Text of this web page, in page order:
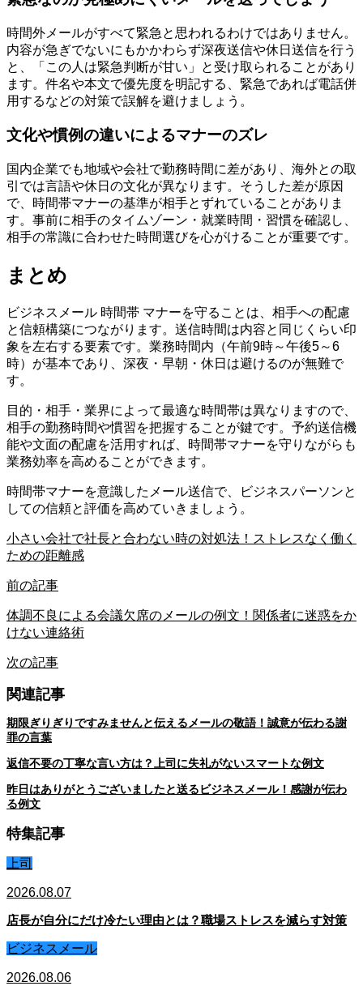
時間外メールがすべて緊急と思われるわけではありません。
内容が急ぎでないにもかかわらず深夜送信や休日送信を行う
と、「この人は緊急判断が甘い」と受け取られることがあり
ます。件名や本文で優先度を明記する、緊急であれば電話併
用するなどの対策で誤解を避けましょう。
文化や慣例の違いによるマナーのズレ
国内企業でも地域や会社で勤務時間に差があり、海外との取
引では言語や休日の文化が異なります。そうした差が原因
で、時間帯マナーの基準が相手とずれていることがありま
す。事前に相手のタイムゾーン・就業時間・習慣を確認し、
相手の常識に合わせた時間選びを心がけることが重要です。
まとめ
ビジネスメール 時間帯 マナーを守ることは、相手への配慮
と信頼構築につながります。送信時間は内容と同じくらい印
象を左右する要素です。業務時間内（午前9時～午後5～6
時）が基本であり、深夜・早朝・休日は避けるのが無難で
す。
目的・相手・業界によって最適な時間帯は異なりますので、
相手の勤務時間や慣習を把握することが鍵です。予約送信機
能や文面の配慮を活用すれば、時間帯マナーを守りながらも
業務効率を高めることができます。
時間帯マナーを意識したメール送信で、ビジネスパーソンと
しての信頼と評価を高めていきましょう。
小さい会社で社長と合わない時の対処法！ストレスなく働く
ための距離感
前の記事
体調不良による会議欠席のメールの例文！関係者に迷惑をか
けない連絡術
次の記事
関連記事
期限ぎりぎりですみませんと伝えるメールの敬語！誠意が伝わる謝
罪の言葉
返信不要の丁寧な言い方は？上司に失礼がないスマートな例文
昨日はありがとうございましたと送るビジネスメール！感謝が伝わ
る例文
特集記事
上司
2026.08.07
店長が自分にだけ冷たい理由とは？職場ストレスを減らす対策
ビジネスメール
2026.08.06